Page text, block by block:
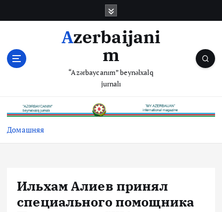
р
Azerbaijani
m
“Azərbaycanım” beynəlxalq
jurnalı
Домашняя
Ильхам Алиев принял
специального помощника